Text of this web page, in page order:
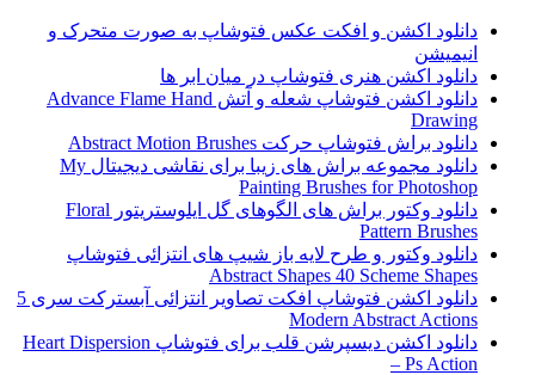
دانلود اکشن و افکت عکس فتوشاپ به صورت متحرک و
انیمیشن
دانلود اکشن هنری فتوشاپ در میان ابر ها
دانلود اکشن فتوشاپ شعله و آتش Advance Flame Hand
Drawing
دانلود براش فتوشاپ حرکت Abstract Motion Brushes
دانلود مجموعه براش های زیبا برای نقاشی دیجیتال My
Painting Brushes for Photoshop
دانلود وکتور براش های الگوهای گل ایلوستریتور Floral
Pattern Brushes
دانلود وکتور و طرح لایه باز شیپ های انتزائی فتوشاپ
Abstract Shapes 40 Scheme Shapes
دانلود اکشن فتوشاپ افکت تصاویر انتزائی آبسترکت سری 5
Modern Abstract Actions
دانلود اکشن دیسپرشن قلب برای فتوشاپ Heart Dispersion
– Ps Action